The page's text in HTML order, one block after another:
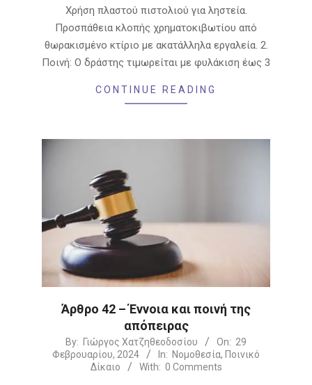
Χρήση πλαστού πιστολιού για ληστεία.
Προσπάθεια κλοπής χρηματοκιβωτίου από
θωρακισμένο κτίριο με ακατάλληλα εργαλεία. 2.
Ποινή: Ο δράστης τιμωρείται με φυλάκιση έως 3
CONTINUE READING
Άρθρο 42 – Έννοια και ποινή της
απόπειρας
2024-
02-
By: Γιώργος Χατζηθεοδοσίου On: 29
Φεβρουαρίου, 2024
In: Νομοθεσία, Ποινικό
Δίκαιο
With: 0 Comments